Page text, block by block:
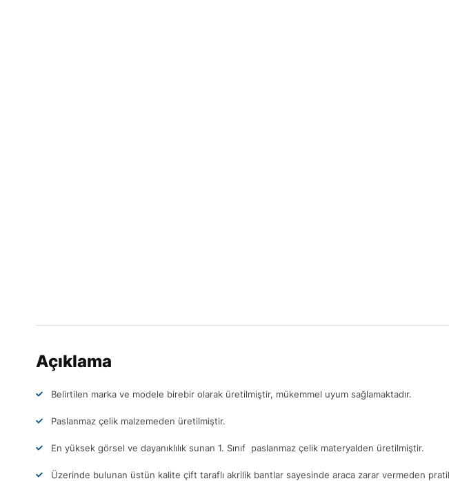
Açıklama
Belirtilen marka ve modele birebir olarak üretilmiştir, mükemmel uyum sağlamaktadır.
Paslanmaz çelik malzemeden üretilmiştir.
En yüksek görsel ve dayanıklılık sunan 1. Sınıf paslanmaz çelik materyalden üretilmiştir.
Üzerinde bulunan üstün kalite çift taraflı akrilik bantlar sayesinde araca zarar vermeden